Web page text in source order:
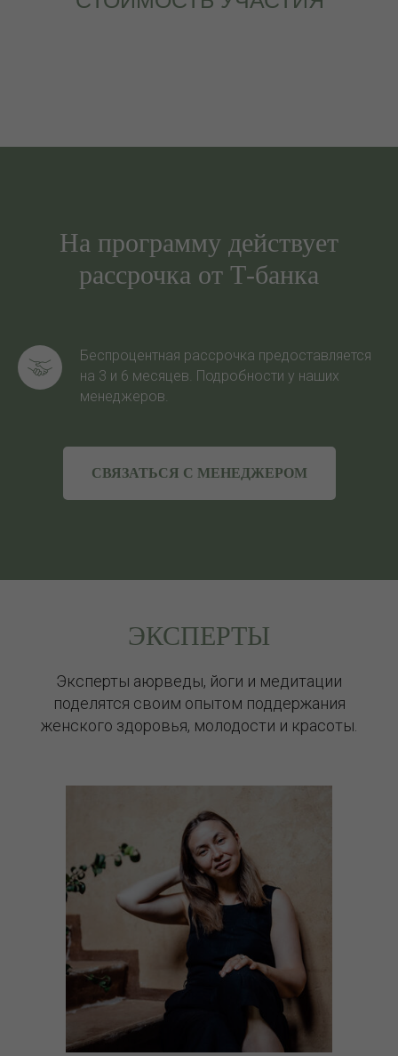
На программу действует
рассрочка от Т-банка
Беспроцентная рассрочка предоставляется
на 3 и 6 месяцев. Подробности у наших
менеджеров.
СВЯЗАТЬСЯ С МЕНЕДЖЕРОМ
ЭКСПЕРТЫ
Эксперты аюрведы, йоги и медитации
поделятся своим опытом поддержания
женского здоровья, молодости и красоты.